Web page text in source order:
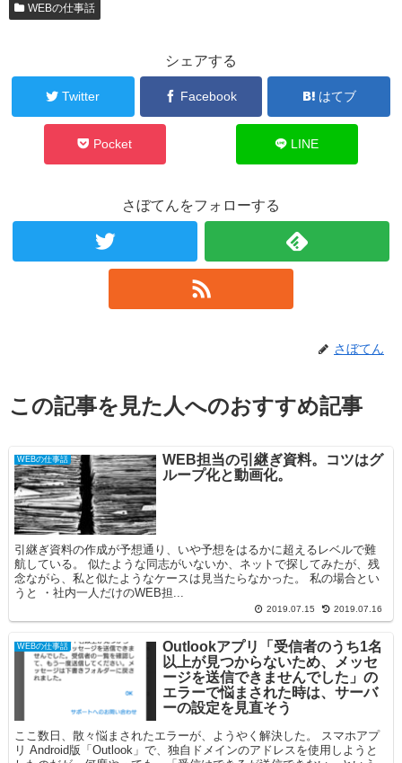
WEBの仕事話
シェアする
Twitter Facebook はてブ
Pocket LINE
さぼてんをフォローする
さぼてん
この記事を見た人へのおすすめ記事
WEBの仕事話
WEB担当の引継ぎ資料。コツはグ
ループ化と動画化。
引継ぎ資料の作成が予想通り、いや予想をはるかに超えるレベルで難
航している。 似たような同志がいないか、ネットで探してみたが、残
念ながら、私と似たようなケースは見当たらなかった。 私の場合とい
うと ・社内一人だけのWEB担...
2019.07.15 2019.07.16
WEBの仕事話
Outlookアプリ「受信者のうち1名
以上が見つからないため、メッセ
ージを送信できませんでした」の
エラーで悩まされた時は、サーバ
ーの設定を見直そう
ここ数日、散々悩まされたエラーが、ようやく解決した。 スマホアプ
リ Android版「Outlook」で、独自ドメインのアドレスを使用しようと